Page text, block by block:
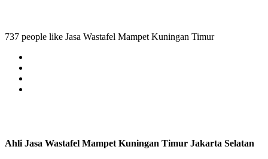
737 people like Jasa Wastafel Mampet Kuningan Timur
Ahli Jasa Wastafel Mampet Kuningan Timur Jakarta Selatan